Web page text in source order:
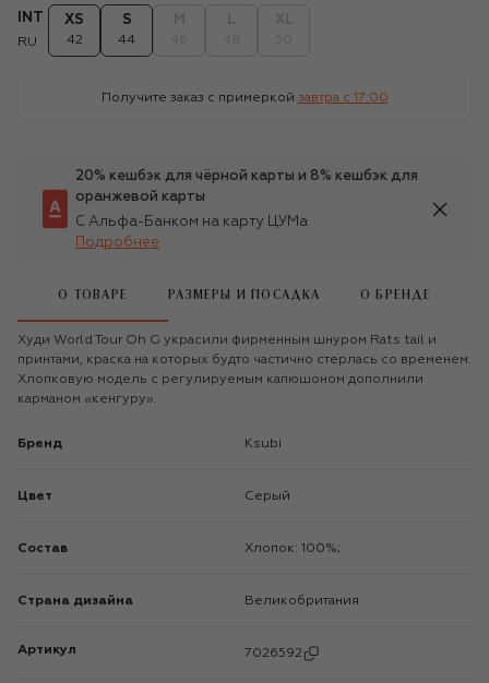
INT
RU
XS
42
S
44
Получите заказ с примеркой завтра c 17:00
20% кешбэк для чёрной карты и 8% кешбэк для
оранжевой карты
С Альфа-Банком на карту ЦУМа
Подробнее
О ТОВАРЕ РАЗМЕРЫ И ПОСАДКА О БРЕНДЕ
Худи World Tour Oh G украсили фирменным шнуром Rats tail и
принтами, краска на которых будто частично стерлась со временем.
Хлопковую модель с регулируемым капюшоном дополнили
карманом «кенгуру».
Бренд Ksubi
Цвет Серый
Состав Хлопок: 100%;
Страна дизайна Великобритания
Артикул 7026592